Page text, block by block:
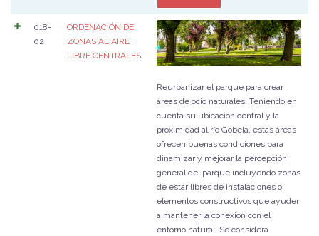
018-
02
ORDENACIÓN DE
ZONAS AL AIRE
LIBRE CENTRALES
Reurbanizar el parque para crear
áreas de ocio naturales. Teniendo en
cuenta su ubicación central y la
proximidad al río Gobela, estas áreas
ofrecen buenas condiciones para
dinamizar y mejorar la percepción
general del parque incluyendo zonas
de estar libres de instalaciones o
elementos constructivos que ayuden
a mantener la conexión con el
entorno natural. Se considera